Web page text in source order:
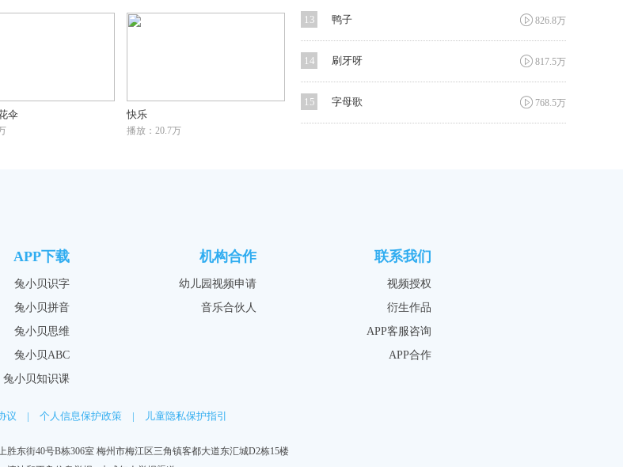
伞 快乐
播放：20.7万
13 鸭子  826.8万
14 刷牙呀  817.5万
15 字母歌  768.5万
APP下载
兔小贝识字
兔小贝拼音
兔小贝思维
兔小贝ABC
兔小贝知识课
机构合作
幼儿园视频申请
音乐合伙人
联系我们
视频授权
衍生作品
APP客服咨询
APP合作
议 | 个人信息保护政策 | 儿童隐私保护指引
胜东街40号B栋306室 梅州市梅江区三角镇客都大道东汇城D2栋15楼